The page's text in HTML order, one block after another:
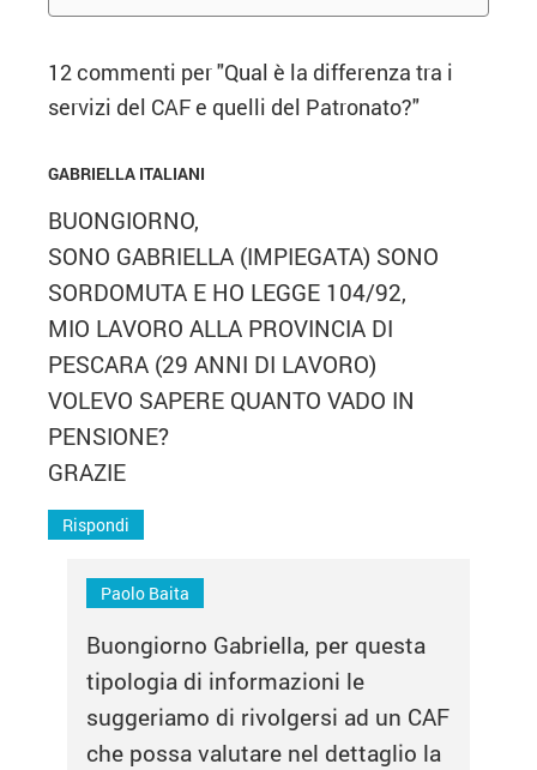
12 commenti per "Qual è la differenza tra i
servizi del CAF e quelli del Patronato?"
GABRIELLA ITALIANI
BUONGIORNO,
SONO GABRIELLA (IMPIEGATA) SONO
SORDOMUTA E HO LEGGE 104/92,
MIO LAVORO ALLA PROVINCIA DI
PESCARA (29 ANNI DI LAVORO)
VOLEVO SAPERE QUANTO VADO IN
PENSIONE?
GRAZIE
Rispondi
Paolo Baita
Buongiorno Gabriella, per questa
tipologia di informazioni le
suggeriamo di rivolgersi ad un CAF
che possa valutare nel dettaglio la